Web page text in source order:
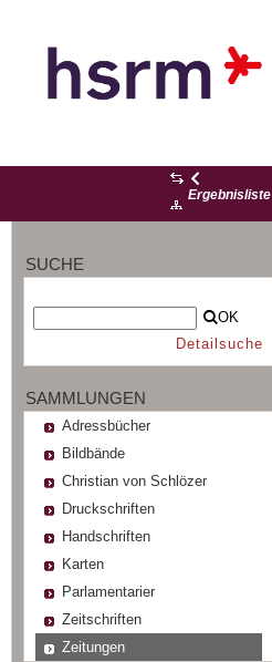
Ergebnisliste
SUCHE
OK
Detailsuche
SAMMLUNGEN
Adressbücher
Bildbände
Christian von Schlözer
Druckschriften
Handschriften
Karten
Parlamentarier
Zeitschriften
Zeitungen